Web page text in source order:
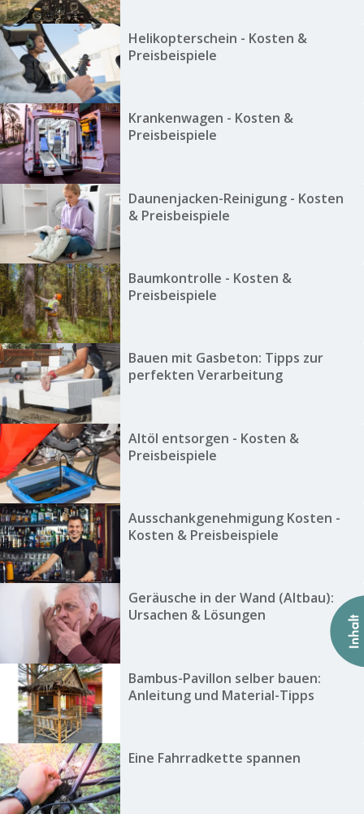
Helikopterschein - Kosten &
Preisbeispiele
Krankenwagen - Kosten &
Preisbeispiele
Daunenjacken-Reinigung - Kosten
& Preisbeispiele
Baumkontrolle - Kosten &
Preisbeispiele
Bauen mit Gasbeton: Tipps zur
perfekten Verarbeitung
Altöl entsorgen - Kosten &
Preisbeispiele
Ausschankgenehmigung Kosten -
Kosten & Preisbeispiele
Geräusche in der Wand (Altbau):
Ursachen & Lösungen
Bambus-Pavillon selber bauen:
Anleitung und Material-Tipps
Eine Fahrradkette spannen